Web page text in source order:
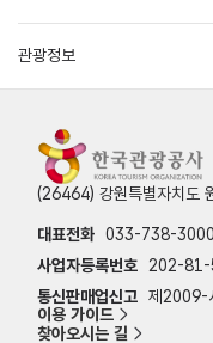
관광정보
(26464) 강원특별자치도
대표전화 033-738-3000
사업자등록번호
202-
통신판매업신고 제2009-
이용 가이드
찾아오시는 길